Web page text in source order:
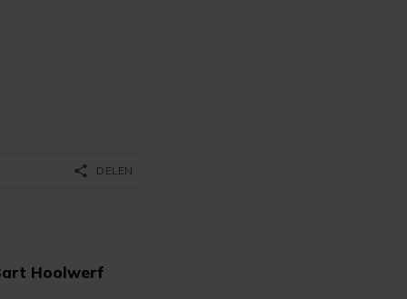
Hoolwerf
share DELEN